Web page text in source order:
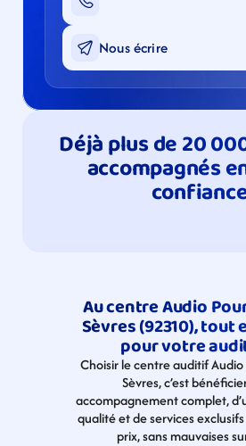
Nous écrire
Déjà plus de 20
accompagnés
Au centre Audio
Sèvres (92310), tout
pour votre
Choisir le centre auditif Audio
Sèvres, c’est
accompagnement complet,
qualité et de services
prix, sans mauvaises